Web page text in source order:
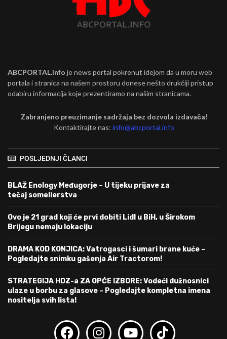
ABCPORTAL.info je news portal pokrenut idejom da u moru web
portala i stranica na našem prostoru donese nešto drukčiji pristup
odabiru informacija koje prezentiramo na našim stranicama.
Zabranjeno preuzimanje sadržaja bez dozvola izdavača!
Kontaktirajte nas:info@abcportal.info
POSLJEDNJI ČLANCI
BLAŽ Enology Međugorje – U tijeku prijave za
tečaj somelierstva
Ovo je 21 grad koji će prvi dobiti Lidl u BiH, u Širokom
Brijegu nemaju lokaciju
DRAMA KOD KONJICA: Vatrogasci i šumari brane kuće –
Pogledajte snimku gašenja Air Tractorom!
STRATEGIJA HDZ-a ZA OPĆE IZBORE: Vodeći dužnosnici
ulaze u borbu za glasove – Pogledajte kompletna imena
nositelja svih lista!